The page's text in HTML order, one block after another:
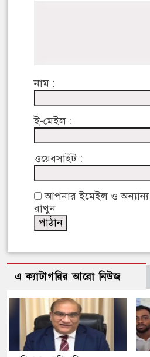
নাম :
ই-মেইল :
ওয়েবসাইট :
আপনার ইমেইল ও
রাখুন
এ ক্যাটাগরির আরো নিউজ